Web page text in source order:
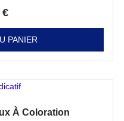
€
PANIER
À Coloration